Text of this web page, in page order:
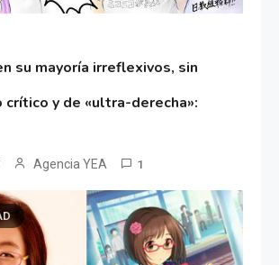
su mayoría irreflexivos, sin
crítico y de «ultra-derecha»:
Agencia YEA 1